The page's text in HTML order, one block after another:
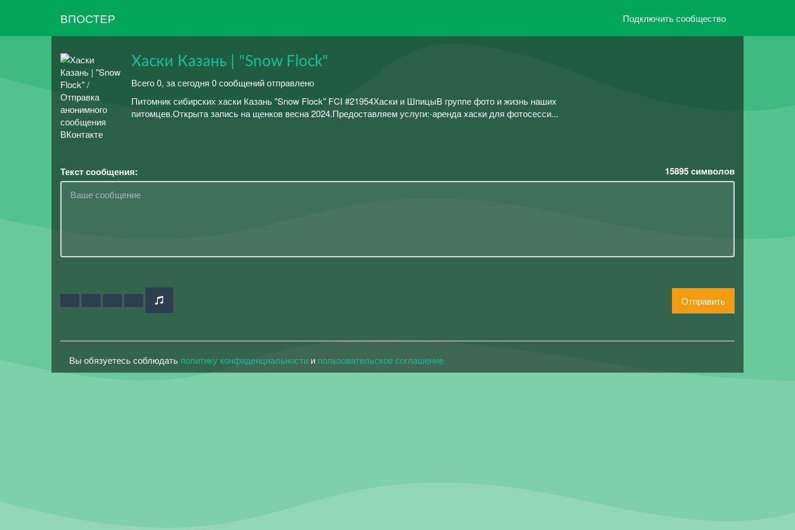
ВПОСТЕР Подключить сообщество
Хаски Казань | "Snow Flock"
Всего 0, за сегодня 0 сообщений отправлено
Питомник сибирских хаски Казань "Snow Flock" FCI #21954Хаски и ШпицыВ группе фото и жизнь наших
питомцев.Открыта запись на щенков весна 2024.Предоставляем услуги:-аренда хаски для фотосесси...
Текст сообщения: 15895символов
Отправить
Вы обязуетесь соблюдать политику конфиденциальности и пользовательское соглашение